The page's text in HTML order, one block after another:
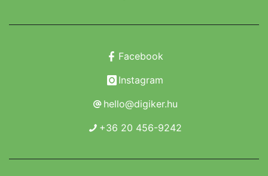
Facebook
Instagram
hello@digiker.hu
+36 20 456-9242